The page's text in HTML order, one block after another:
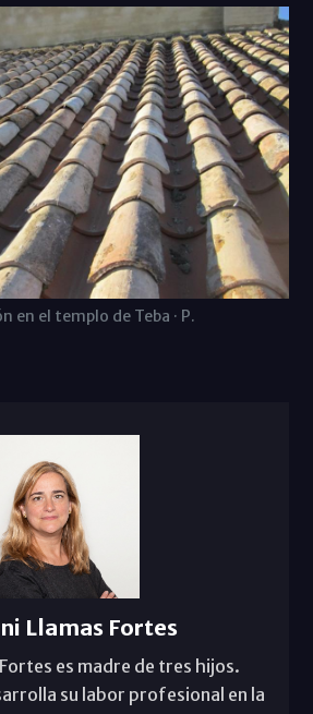
en el templo de Teba · P.
Llamas Fortes
es madre de tres hijos.
su labor profesional en la